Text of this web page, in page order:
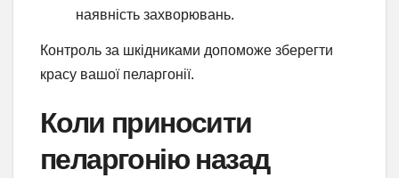
наявність захворювань.
Контроль за шкідниками допоможе зберегти
красу вашої пеларгонії.
Коли приносити
пеларгонію назад